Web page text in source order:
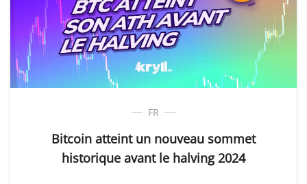
FR
Bitcoin atteint un nouveau sommet
historique avant le halving 2024